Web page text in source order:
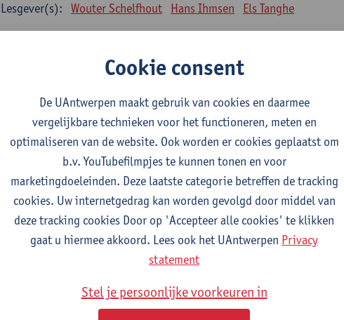
Lesgever(s):
Wouter Schelfhout Hans Ihmsen Els Tanghe
2E SEM
Aster Van Mieghem Astrid Cerpentier
Supervisie
1E/2E SEM
studiepunten
Lesgever(s): Aster Van Mieghem Gytha Burman Astrid Cerpentier
Hanane Dauwe
Wouter Delée Hans Ihmsen
Jokelien Strobbe
Tania Van Passen Marise Van
Introductie vakdidactiek
Verplicht: 3 studiepunten, indien één vakdidactiek
6 studiepunten, indien 2 vakdidactieken
In het modeltraject kies je 2 introducties vakdidactiek die aansluiten bij je
introductie vakdidactiek, dan kies je twee verdiepende keuzevakken.
PAV mag je niet als enige vakdidactiek nemen.
Cookie consent
De UAntwerpen maakt gebruik van cookies en daarmee
vergelijkbare technieken voor het functioneren, meten en
optimaliseren van de website. Ook worden er cookies geplaatst om
b.v. YouTubefilmpjes te kunnen tonen en voor
marketingdoeleinden. Deze laatste categorie betreffen de tracking
cookies. Uw internetgedrag kan worden gevolgd door middel van
deze tracking cookies Door op 'Accepteer alle cookies' te klikken
gaat u hiermee akkoord. Lees ook het UAntwerpen Privacy
statement
Stel je persoonlijke voorkeuren in